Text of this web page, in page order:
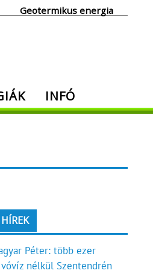
Geotermikus energia
INFÓ
Péter: több ezer
nélkül Szentendrén